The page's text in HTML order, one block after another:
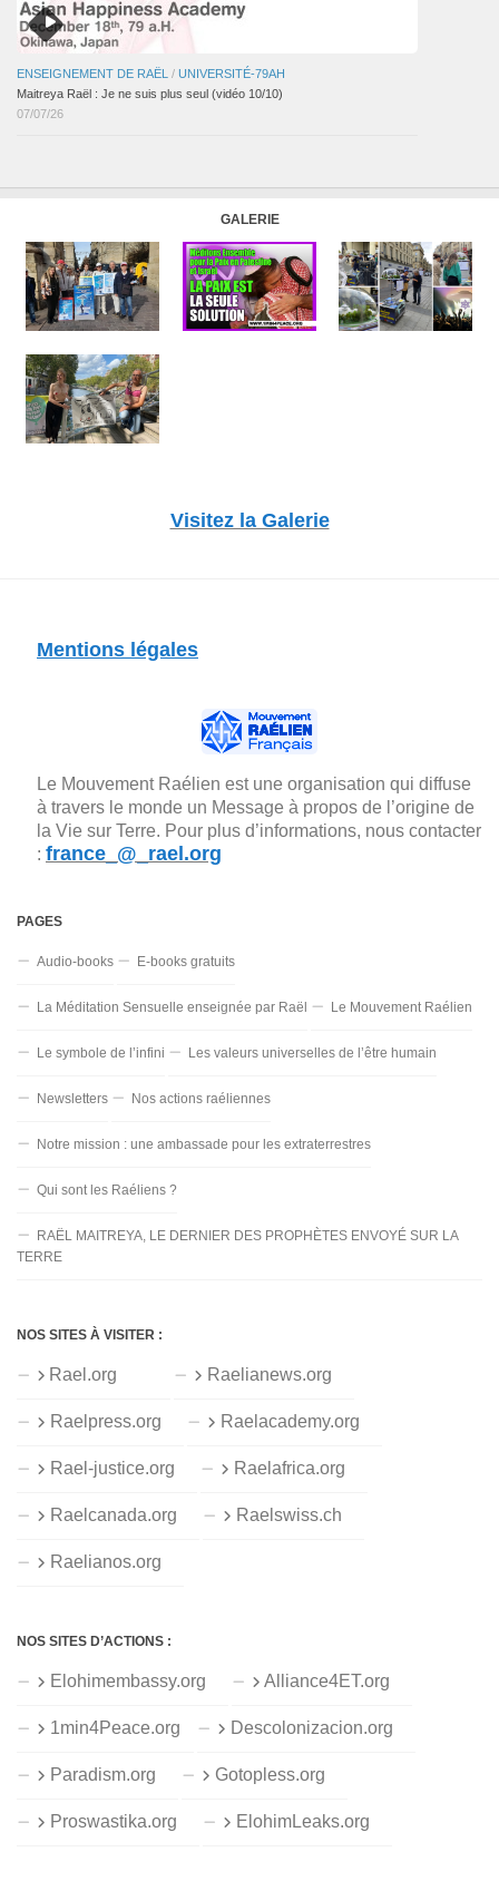
ENSEIGNEMENT DE RAËL / UNIVERSITÉ-79AH
Maitreya Raël : Je ne suis plus seul (vidéo 10/10)
07/07/26
GALERIE
Visitez la Galerie
Mentions légales
Le Mouvement Raélien est une organisation qui diffuse
à travers le monde un Message à propos de l’origine de
la Vie sur Terre. Pour plus d’informations, nous contacter
: france_@_rael.org
PAGES
Audio-books E-books gratuits
La Méditation Sensuelle enseignée par Raël Le Mouvement Raélien
Le symbole de l’infini Les valeurs universelles de l’être humain
Newsletters Nos actions raéliennes
Notre mission : une ambassade pour les extraterrestres
Qui sont les Raéliens ?
RAËL MAITREYA, LE DERNIER DES PROPHÈTES ENVOYÉ SUR LA
TERRE
NOS SITES À VISITER :
Rael.org Raelianews.org
Raelpress.org Raelacademy.org
Rael-justice.org Raelafrica.org
Raelcanada.org Raelswiss.ch
Raelianos.org
NOS SITES D’ACTIONS :
Elohimembassy.org Alliance4ET.org
1min4Peace.org Descolonizacion.org
Paradism.org Gotopless.org
Proswastika.org ElohimLeaks.org